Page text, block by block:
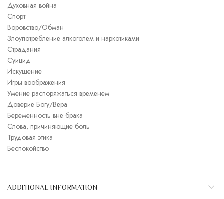
Духовная война
Спорт
Воровство/Обман
Злоупотребление алкоголем и наркотиками
Страдания
Суицид
Искушение
Игры воображения
Умение распоряжаться временем
Доверие Богу/Вера
Беременность вне брака
Слова, причиняющие боль
Трудовая этика
Беспокойство
ADDITIONAL INFORMATION